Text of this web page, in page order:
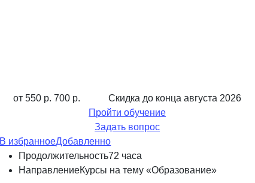
от 550 р. 700 р. Скидка до конца августа 2026
Пройти обучение
Задать вопрос
В избранноеДобавленно
Продолжительность72 часа
НаправлениеКурсы на тему «Образование»